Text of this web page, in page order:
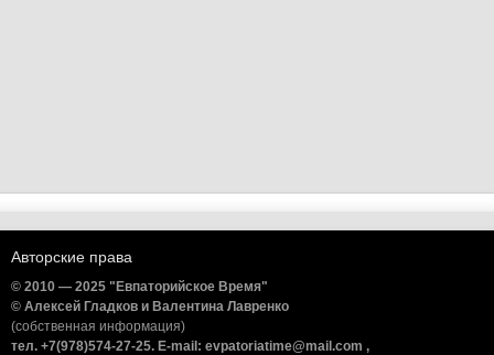
Авторские права
© 2010 — 2025 "Евпаторийское Время"
© Алексей Гладков и Валентина Лавренко
(собственная информация)
тел. +7(978)574-27-25. E-mail: evpatoriatime@mail.com ,